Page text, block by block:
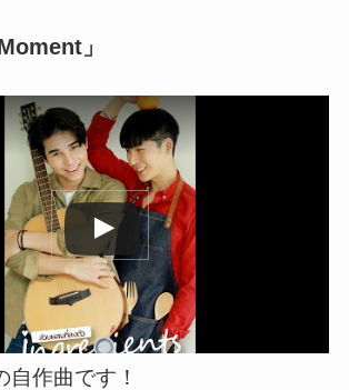
」
で視聴
自作曲です！